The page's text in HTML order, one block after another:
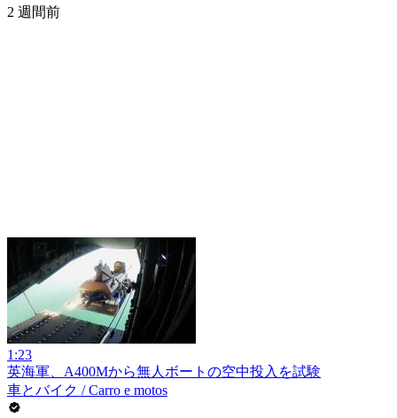
2 週間前
1:23
英海軍、A400Mから無人ボートの空中投入を試験
車とバイク / Carro e motos